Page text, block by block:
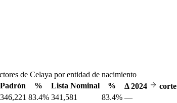
de Celaya por entidad de nacimiento
Padrón % Lista Nominal % Δ2024
corte
346,221 83.4% 341,581 83.4% —